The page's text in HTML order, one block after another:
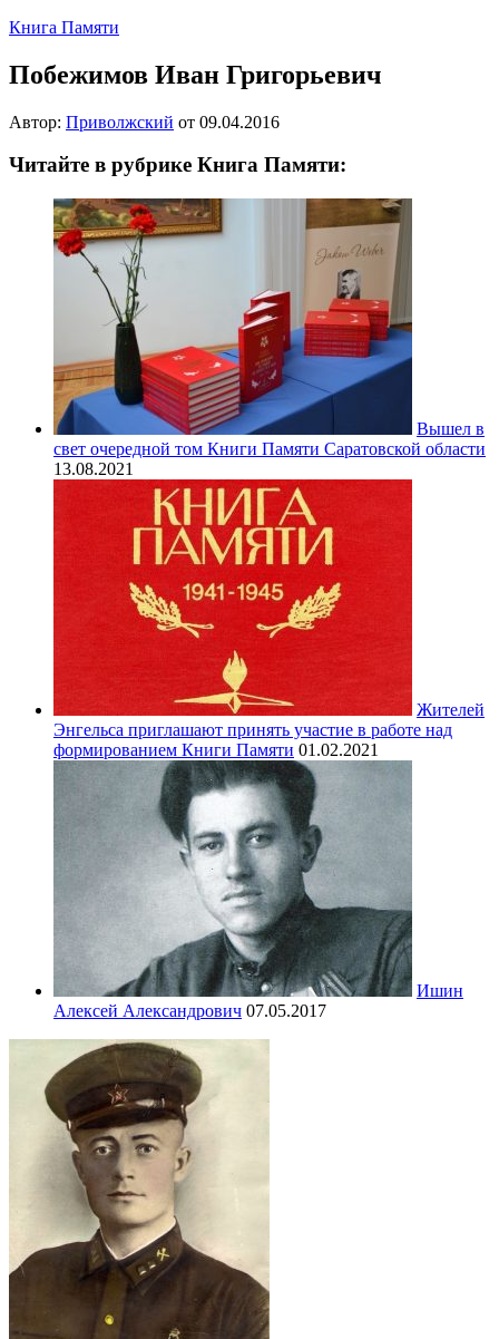
Книга Памяти
Побежимов Иван Григорьевич
Автор: Приволжский от 09.04.2016
Читайте в рубрике Книга Памяти:
Вышел в
свет очередной том Книги Памяти Саратовской области
13.08.2021
Жителей
Энгельса приглашают принять участие в работе над
формированием Книги Памяти 01.02.2021
Ишин
Алексей Александрович 07.05.2017